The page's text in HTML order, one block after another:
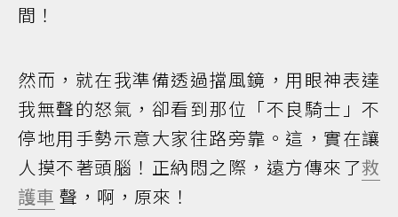
間！
然而，就在我準備透過擋風鏡，用眼神表達
我無聲的怒氣，卻看到那位「不良騎士」不
停地用手勢示意大家往路旁靠。這，實在讓
人摸不著頭腦！正納悶之際，遠方傳來了救
護車 聲，啊，原來！